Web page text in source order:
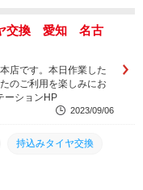
交換 愛知 名古
店です。本日作業した
のご利用を楽しみにお
ーションHP
2023/09/06
持込みタイヤ交換